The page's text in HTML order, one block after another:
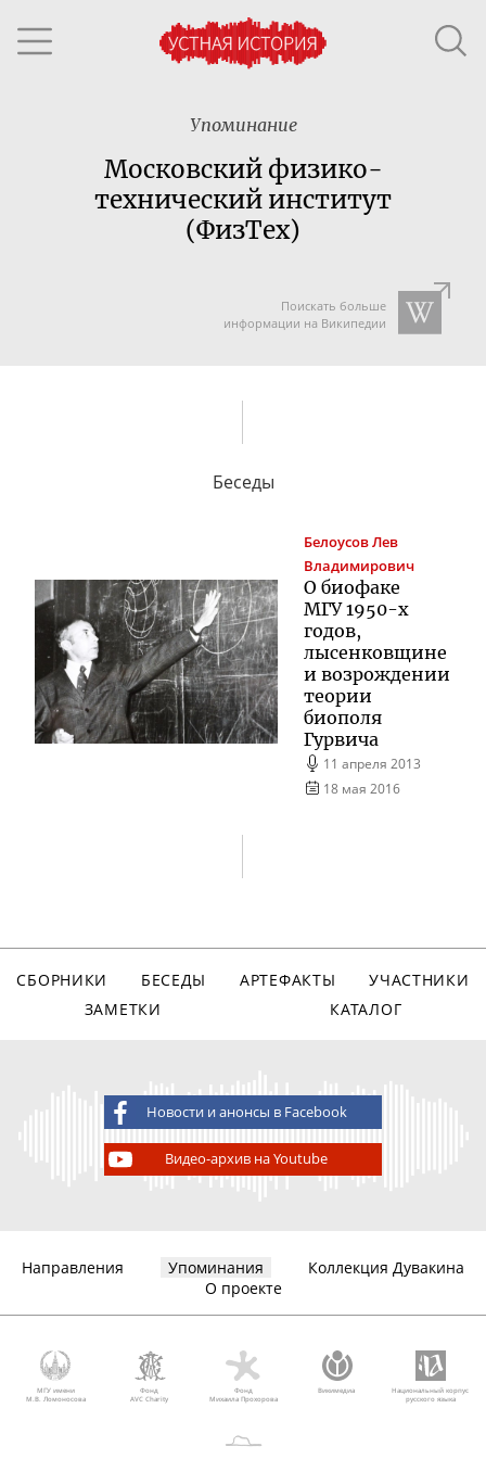
Упоминание
Московский физико-
технический институт
(ФизТех)
Поискать больше
информации на Википедии
Беседы
БелоусовЛев
Владимирович
О биофаке
МГУ1950-х
годов,
лысенковщине
и возрождении
теории
биополя
Гурвича
11 апреля 2013
18 мая 2016
СБОРНИКИ БЕСЕДЫ АРТЕФАКТЫ
УЧАСТНИКИ
ЗАМЕТКИ
КАТАЛОГ
Новости и анонсы в Facebook
Видео-архив на Youtube
Направления Упоминания
Коллекция Дувакина
О проекте
МГУ имени
М.В. Ломоносова
Фонд
AVC Charity
Фонд
Михаила Прохорова
Викимедиа
Национальный корпус
русского языка